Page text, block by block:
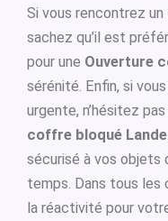
Si vous rencontrez un
sachez qu’il est
pour une Ouverture
sérénité. Enfin, si
urgente, n’hésitez
coffre bloqué
sécurisé à vos objets
temps. Dans tous les
la réactivité pour